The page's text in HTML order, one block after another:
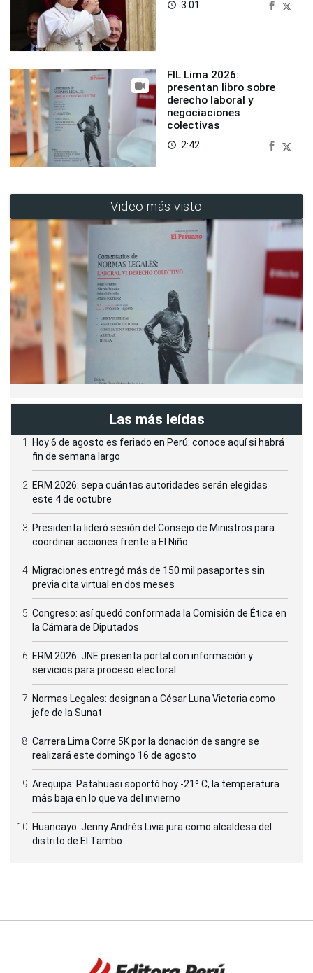
access_time 3:01
FIL Lima 2026:
presentan libro sobre
derecho laboral y
negociaciones
colectivas
access_time 2:42
Video más visto
Las más leídas
Hoy 6 de agosto es feriado en Perú: conoce aquí si habrá
fin de semana largo
ERM 2026: sepa cuántas autoridades serán elegidas
este 4 de octubre
Presidenta lideró sesión del Consejo de Ministros para
coordinar acciones frente a El Niño
Migraciones entregó más de 150 mil pasaportes sin
previa cita virtual en dos meses
Congreso: así quedó conformada la Comisión de Ética en
la Cámara de Diputados
ERM 2026: JNE presenta portal con información y
servicios para proceso electoral
Normas Legales: designan a César Luna Victoria como
jefe de la Sunat
Carrera Lima Corre 5K por la donación de sangre se
realizará este domingo 16 de agosto
Arequipa: Patahuasi soportó hoy -21⁰ C, la temperatura
más baja en lo que va del invierno
Huancayo: Jenny Andrés Livia jura como alcaldesa del
distrito de El Tambo